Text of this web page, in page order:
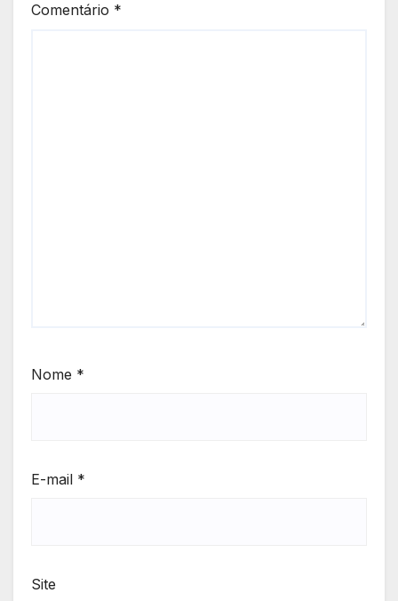
Comentário *
Nome *
E-mail *
Site